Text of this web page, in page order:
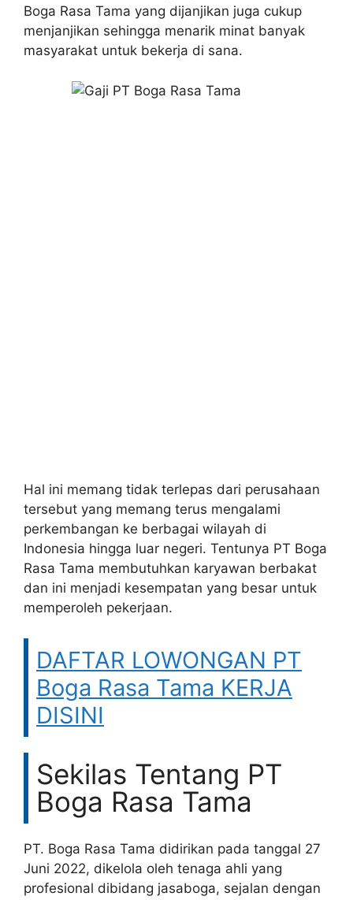
Boga Rasa Tama yang dijanjikan juga cukup
menjanjikan sehingga menarik minat banyak
masyarakat untuk bekerja di sana.
Hal ini memang tidak terlepas dari perusahaan
tersebut yang memang terus mengalami
perkembangan ke berbagai wilayah di
Indonesia hingga luar negeri. Tentunya PT Boga
Rasa Tama membutuhkan karyawan berbakat
dan ini menjadi kesempatan yang besar untuk
memperoleh pekerjaan.
DAFTAR LOWONGAN PT
Boga Rasa Tama KERJA
DISINI
Sekilas Tentang PT
Boga Rasa Tama
PT. Boga Rasa Tama didirikan pada tanggal 27
Juni 2022, dikelola oleh tenaga ahli yang
profesional dibidang jasaboga, sejalan dengan